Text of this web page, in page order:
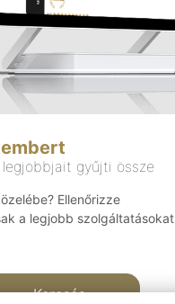
gyűjti össze
Ellenőrizze
a legjobb szolgáltatásokat
Keresés